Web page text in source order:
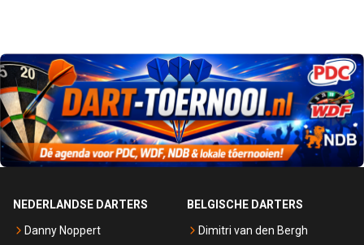
NEDERLANDSE DARTERS
Danny Noppert
BELGISCHE DARTERS
Dimitri van den Bergh